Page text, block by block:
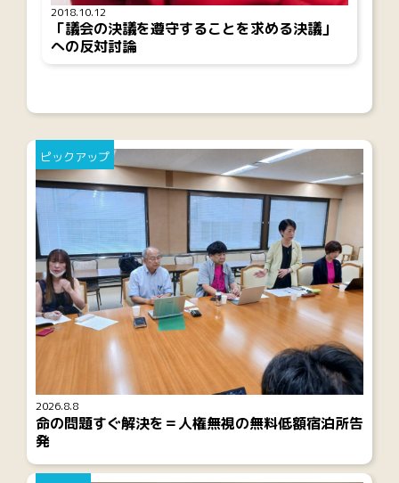
2018.10.12
「議会の決議を遵守することを求める決議」
への反対討論
2026.8.8
ピックアップ
命の問題すぐ解決を＝人権無視の無料低額宿泊所告
発